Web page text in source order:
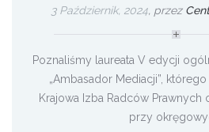
3 Październik, 2024, przez
Poznaliśmy laureata V edycji
„Ambasador Mediacji”,
Krajowa Izba Radców Prawnych
przy